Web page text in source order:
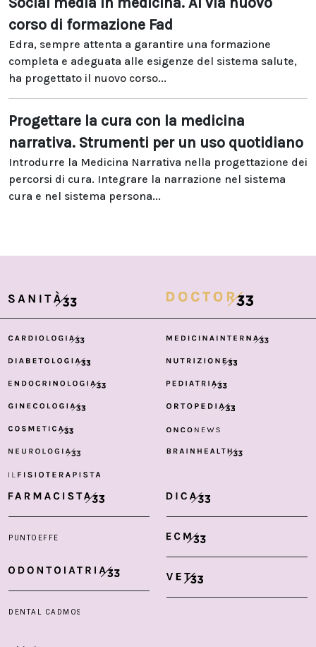
corso di formazione Fad
Edra, sempre attenta a garantire una formazione
completa e adeguata alle esigenze del sistema salute,
ha progettato il nuovo corso...
Progettare la cura con la medicina
narrativa. Strumenti per un uso quotidiano
Introdurre la Medicina Narrativa nella progettazione dei
percorsi di cura. Integrare la narrazione nel sistema
cura e nel sistema persona...